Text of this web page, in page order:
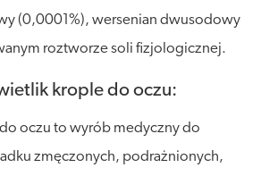
(0,0001%), wersenian dwusodowy
roztworze soli fizjologicznej.
krople do oczu:
oczu to wyrób medyczny do
zmęczonych, podrażnionych,